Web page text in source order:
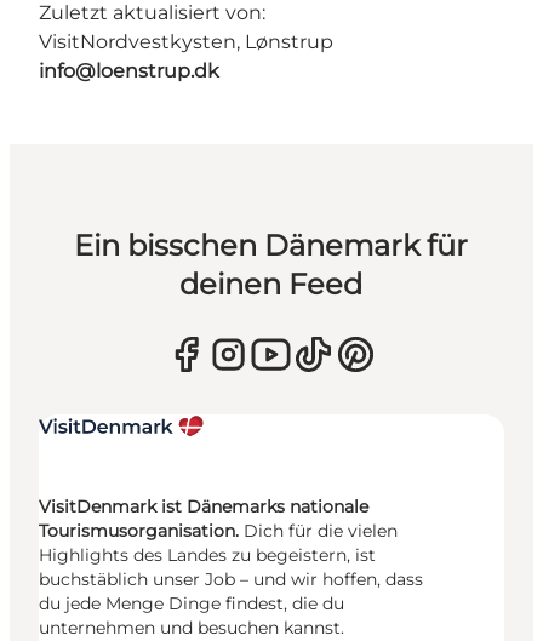
Zuletzt aktualisiert von:
VisitNordvestkysten, Lønstrup
info@loenstrup.dk
Ein bisschen Dänemark für
deinen Feed
VisitDenmark ist Dänemarks nationale
Tourismusorganisation. Dich für die vielen
Highlights des Landes zu begeistern, ist
buchstäblich unser Job – und wir hoffen, dass
du jede Menge Dinge findest, die du
unternehmen und besuchen kannst.